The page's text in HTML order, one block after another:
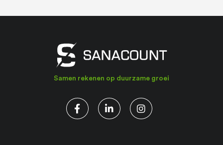
Samen rekenen op duurzame groei